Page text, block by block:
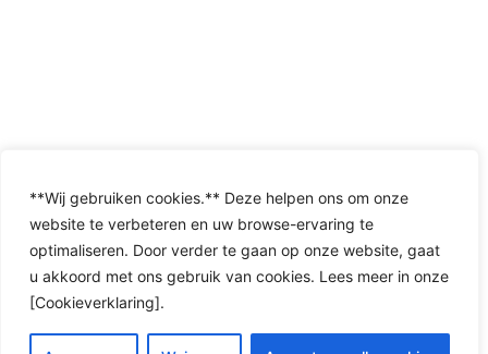
**Wij gebruiken cookies.** Deze helpen ons om onze
website te verbeteren en uw browse-ervaring te
optimaliseren. Door verder te gaan op onze website, gaat
u akkoord met ons gebruik van cookies. Lees meer in onze
[Cookieverklaring].